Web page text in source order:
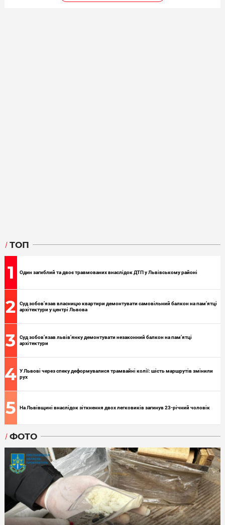
ТОП
1 Один загиблий та двоє травмованих внаслідок ДТП у Львівському районі
2
Суд зобов’язав власницю квартири демонтувати самовільний балкон на пам’ятці
архітектури у центрі Львова
3
Суд зобов’язав львів’янку демонтувати незаконний балкон на пам’ятці
архітектури
4 У Львові через спеку деформувалися трамвайні колії: шість маршрутів змінили
рух
5 На Львівщині внаслідок зіткнення двох легковиків загинув 23-річний чоловік
ФОТО